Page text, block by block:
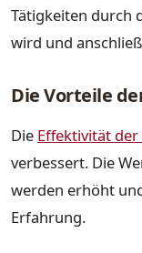
Tätigkeiten durch
wird und
Die Vorteile
Die Effektivität
verbessert. Die
werden erhöht
Erfahrung.